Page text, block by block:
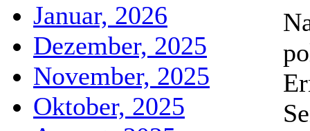
Januar, 2026
Dezember, 2025
November, 2025
Oktober, 2025